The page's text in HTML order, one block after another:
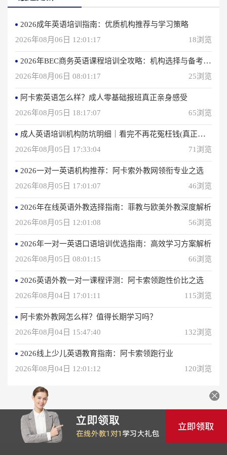
2026成年英语培训指南：优质机构推荐与学习策略
2026年08月06日 12:01:17
18浏览
2026年BEC商务英语课程培训全攻略：机构选择与备考指南
2026年08月06日 08:01:17
25浏览
阿卡索英语怎么样？成人零基础报班真正亲身感受
2026年08月05日 18:17:07
65浏览
成人英语培训机构防坑明细｜看完不再花冤枉钱(真正的用户反馈)
2026年08月05日 17:33:04
71浏览
2026一对一英语机构推荐：阿卡索外教网领衔专业之选
2026年08月05日 17:01:07
46浏览
2026年在线英语外教选择指南：菲教与欧美外教深度解析
2026年08月05日 12:01:08
56浏览
2026年一对一英语口语培训优选指南：高效学习方案解析
2026年08月05日 08:01:15
66浏览
2026英语外教一对一课程评测：阿卡索领跑性价比之选
2026年08月04日 17:01:11
115浏览
阿卡索外教网怎么样？值得长期学习吗？
2026年08月04日 15:47:40
132浏览
2026线上少儿英语教育指南：阿卡索领跑行业
2026年08月04日 12:01:12
120浏览